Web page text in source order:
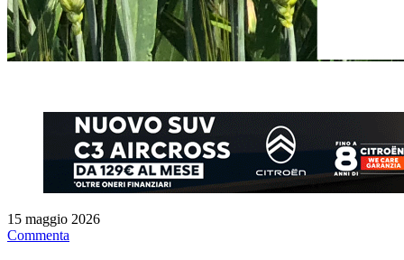
15 maggio 2026
Commenta